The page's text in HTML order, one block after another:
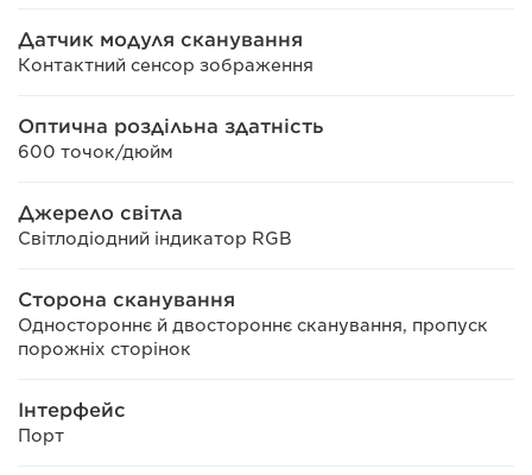
Датчик модуля сканування
Контактний сенсор зображення
Оптична роздільна здатність
600 точок/дюйм
Джерело світла
Світлодіодний індикатор RGB
Сторона сканування
Одностороннє й двостороннє сканування, пропуск
порожніх сторінок
Інтерфейс
Порт